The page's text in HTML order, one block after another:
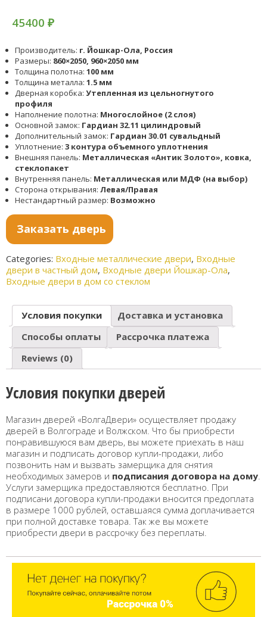
45400 ₽
Производитель: г. Йошкар-Ола, Россия
Размеры: 860×2050, 960×2050 мм
Толщина полотна: 100 мм
Толщина металла: 1.5 мм
Дверная коробка: Утепленная из цельногнутого
профиля
Наполнение полотна: Многослойное (2 слоя)
Основной замок: Гардиан 32.11 цилиндровый
Дополнительный замок: Гардиан 30.01 сувальдный
Уплотнение: 3 контура объемного уплотнения
Внешняя панель: Металлическая «Антик Золото», ковка,
стеклопакет
Внутренняя панель: Металлическая или МДФ (на выбор)
Сторона открывания: Левая/Правая
Нестандартный размер: Возможно
Заказать дверь
Categories: Входные металлические двери, Входные
двери в частный дом, Входные двери Йошкар-Ола,
Входные двери в дом со стеклом
Условия покупки
Доставка и установка
Способы оплаты
Рассрочка платежа
Reviews (0)
Условия покупки дверей
Магазин дверей «ВолгаДвери» осуществляет продажу
дверей в Волгограде и Волжском. Что бы приобрести
понравившуюся вам дверь, вы можете приехать в наш
магазин и подписать договор купли-продажи, либо
позвонить нам и вызвать замерщика для снятия
необходимых замеров и подписания договора на дому
Услуги замерщика предоставляются бесплатно. При
подписани договора купли-продажи вносится предоплата
в размере 1000 рублей, оставшаяся сумма доплачивается
при полной доставке товара. Так же вы можете
приобрести двери в рассрочку без переплаты.